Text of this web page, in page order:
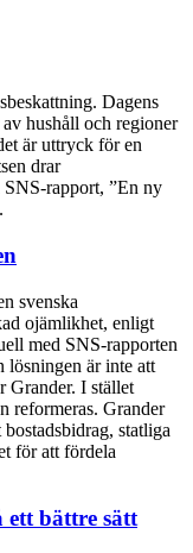
Dagens
hushåll och regioner
är uttryck för en
drar
rapport, ”En ny
svenska
ojämlikhet, enligt
med SNS-rapporten
lösningen är inte att
Grander. I stället
reformeras. Grander
statliga
för att fördela
ett bättre sätt